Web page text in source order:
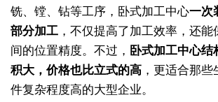
铣、镗、钻等工序，卧式加工中心一次
部分加工 ，不仅提高了加工效率，还能
间的位置精度。不过， 卧式加工中心
积大，价格也比立式的高 ，更适合那
件复杂程度高的大型企业。